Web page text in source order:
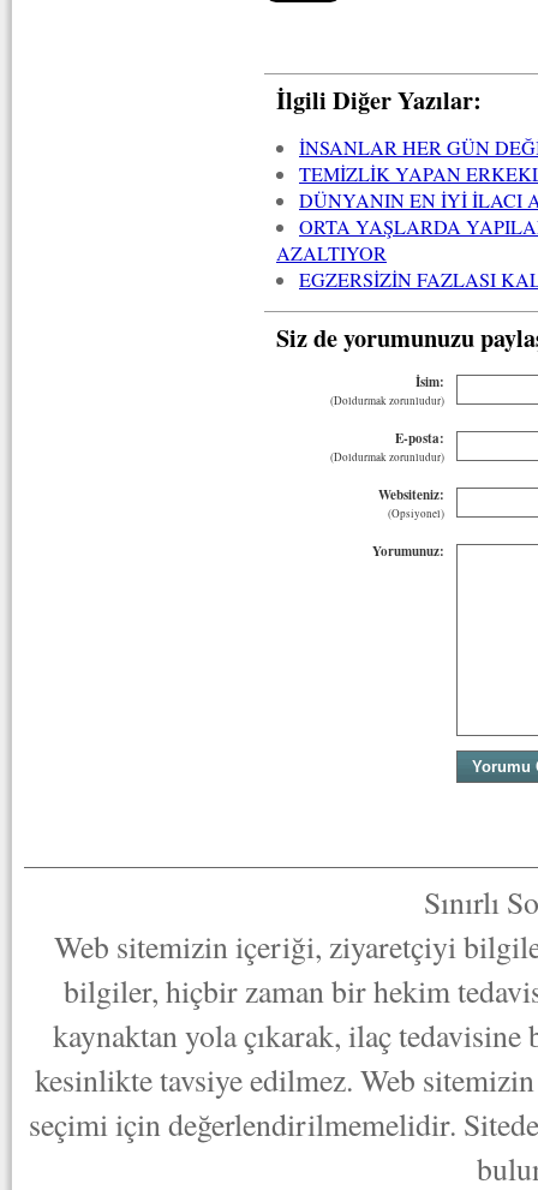
İlgili Diğer Yazılar:
İNSANLAR HER GÜN
TEMİZLİK YAPAN
DÜNYANIN EN İYİ İLACI
ORTA YAŞLARDA
AZALTIYOR
EGZERSİZİN FAZLASI
Siz de yorumunuzu
İsim:
(Doldurmak zorunludur)
E-posta:
(Doldurmak zorunludur)
Websiteniz:
(Opsiyonel)
Yorumunuz:
Sınırlı
Web sitemizin içeriği, ziyaretçiyi
bilgiler, hiçbir zaman bir hekim
kaynaktan yola çıkarak, ilaç
kesinlikte tavsiye edilmez. Web
seçimi için değerlendirilmemelidir.